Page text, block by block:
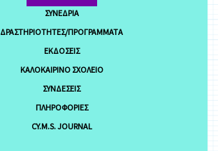
ΣΥΝΈΔΡΙΑ
ΔΡΑΣΤΗΡΙΌΤΗΤΕΣ/ΠΡΟΓΡΆΜΜΑΤΑ
ΕΚΔΌΣΕΙΣ
ΚΑΛΟΚΑΙΡΙΝΌ ΣΧΟΛΕΊΟ
ΣΥΝΔΈΣΕΙΣ
ΠΛΗΡΟΦΟΡΊΕΣ
CY.M.S. JOURNAL